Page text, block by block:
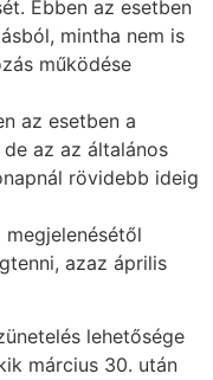
Ebben az esetben
mintha nem is
működése
az esetben a
az az általános
rövidebb ideig
azaz április
lehetősége
március 30. után